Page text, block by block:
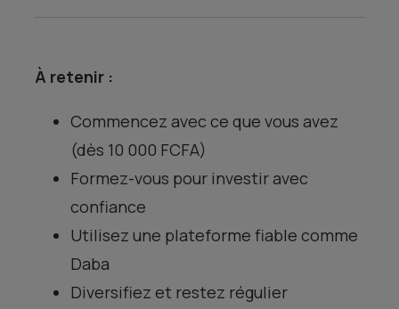
À retenir :
Commencez avec ce que vous avez
(dès 10 000 FCFA)
Formez-vous pour investir avec
confiance
Utilisez une plateforme fiable comme
Daba
Diversifiez et restez régulier